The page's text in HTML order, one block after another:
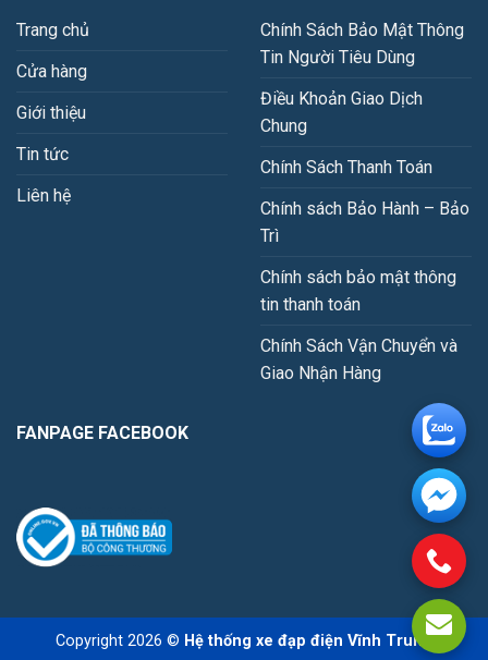
Trang chủ
Cửa hàng
Giới thiệu
Tin tức
Liên hệ
Chính Sách Bảo Mật Thông
Tin Người Tiêu Dùng
Điều Khoản Giao Dịch
Chung
Chính Sách Thanh Toán
Chính sách Bảo Hành – Bảo
Trì
Chính sách bảo mật thông
tin thanh toán
Chính Sách Vận Chuyển và
Giao Nhận Hàng
FANPAGE FACEBOOK
Copyright 2026 © Hệ thống xe đạp điện Vĩnh Trung